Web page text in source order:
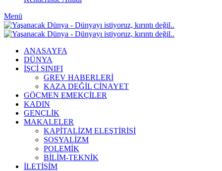
Menü
ANASAYFA
DÜNYA
İŞÇİ SINIFI
GREV HABERLERİ
KAZA DEĞİL CİNAYET
GÖÇMEN EMEKÇİLER
KADIN
GENÇLİK
MAKALELER
KAPİTALİZM ELEŞTİRİSİ
SOSYALİZM
POLEMİK
BİLİM-TEKNİK
ILETIŞIM